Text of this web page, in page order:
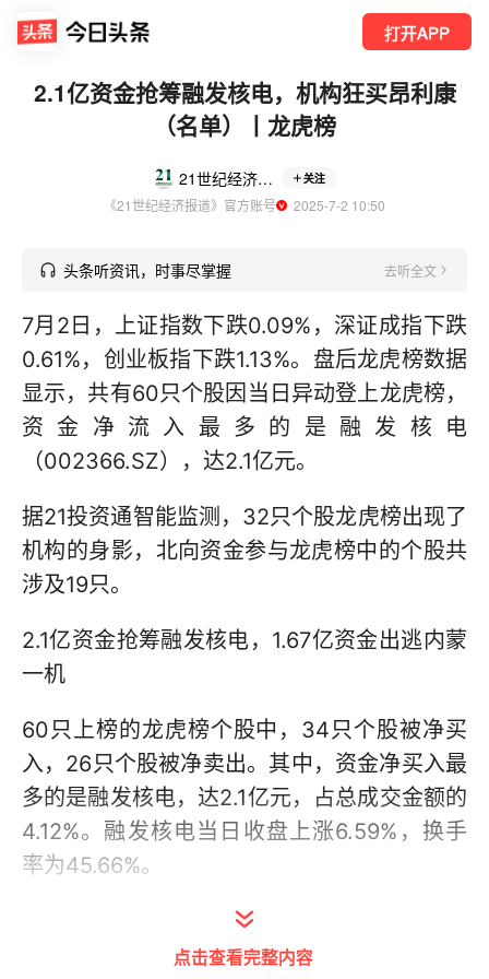
打开APP
2.1亿资金抢筹融发核电，机构狂买昂利康
（名单）丨龙虎榜
21世纪经济报道 关注
《21世纪经济报道》官方账号
  2025-7-2 10:50
头条听资讯，时事尽掌握 去听全文
7月2日，上证指数下跌0.09%，深证成指下跌
0.61%，创业板指下跌1.13%。盘后龙虎榜数据
显示，共有60只个股因当日异动登上龙虎榜，
资金净流入最多的是融发核电
（002366.SZ），达2.1亿元。
据21投资通智能监测，32只个股龙虎榜出现了
机构的身影，北向资金参与龙虎榜中的个股共
涉及19只。
2.1亿资金抢筹融发核电，1.67亿资金出逃内蒙
一机
60只上榜的龙虎榜个股中，34只个股被净买
入，26只个股被净卖出。其中，资金净买入最
多的是融发核电，达2.1亿元，占总成交金额的
4.12%。融发核电当日收盘上涨6.59%，换手
率为45.66%。
点击查看完整内容